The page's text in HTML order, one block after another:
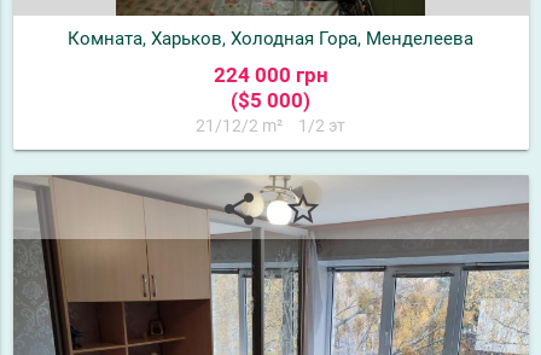
Комната, Харьков, Холодная Гора, Менделеева
224 000 грн
($5 000)
21/12/2 m² 1/2 эт
share star_border